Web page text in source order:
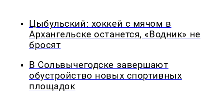
Цыбульский: хоккей с мячом в
Архангельске останется, «Водник» не
бросят
В Сольвычегодске завершают
обустройство новых спортивных
площадок